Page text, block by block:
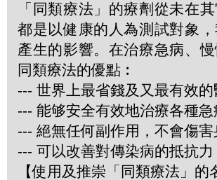
「同類療法」的療劑從未在
都是以健康的人為測試對象
產生的影響。在治療急病、
同類療法的優點︰
--- 世界上最省錢及又最有效
--- 能够安全有效地治療各種
--- 絕無任何副作用，不會傷害
--- 可以改善對傳染病的抵抗力
【使用及推崇「同類療法」的